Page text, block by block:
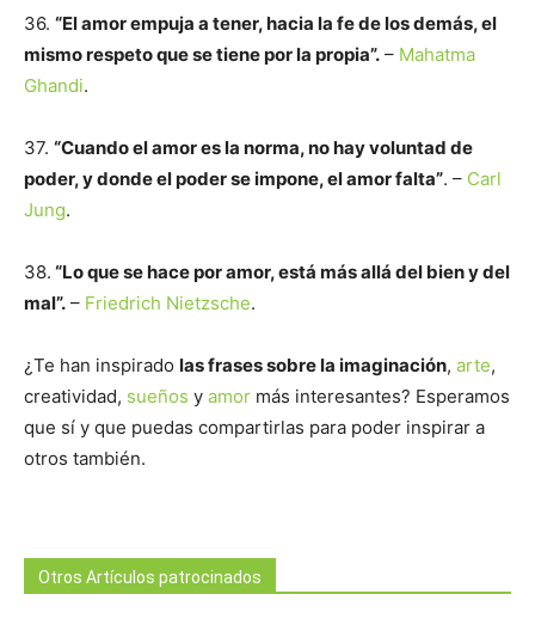
36. “El amor empuja a tener, hacia la fe de los demás, el
mismo respeto que se tiene por la propia”. – Mahatma
Ghandi.
37. “Cuando el amor es la norma, no hay voluntad de
poder, y donde el poder se impone, el amor falta”. – Carl
Jung.
38. “Lo que se hace por amor, está más allá del bien y del
mal”. – Friedrich Nietzsche.
¿Te han inspirado las frases sobre la imaginación, arte,
creatividad, sueños y amor más interesantes? Esperamos
que sí y que puedas compartirlas para poder inspirar a
otros también.
Otros Artículos patrocinados